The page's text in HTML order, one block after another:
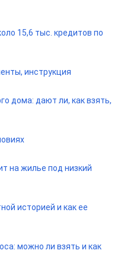
15,6 тыс. кредитов по
инструкция
дома: дают ли, как взять,
на жилье под низкий
историей и как ее
можно ли взять и как